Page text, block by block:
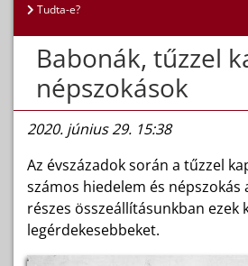
Tudta-e?
Babonák, tűzzel
népszokások
2020. június 29. 15:38
Az évszázadok során a tűzzel
számos hiedelem és népszokás
részes összeállításunkban ezek
legérdekesebbeket.